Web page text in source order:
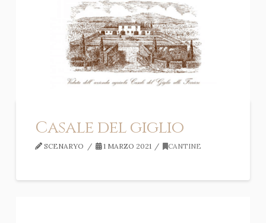
Casale del giglio
SCENARYO 1 MARZO 2021 CANTINE